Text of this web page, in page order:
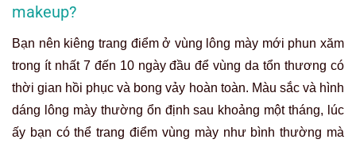
makeup?
Bạn nên kiêng trang điểm ở vùng lông mày mới phun xăm
trong ít nhất 7 đến 10 ngày đầu để vùng da tổn thương có
thời gian hồi phục và bong vảy hoàn toàn. Màu sắc và hình
dáng lông mày thường ổn định sau khoảng một tháng, lúc
ấy bạn có thể trang điểm vùng mày như bình thường mà